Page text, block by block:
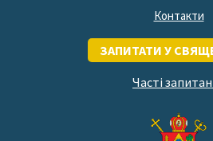
Контакти
ЗАПИТАТИ У
Часті